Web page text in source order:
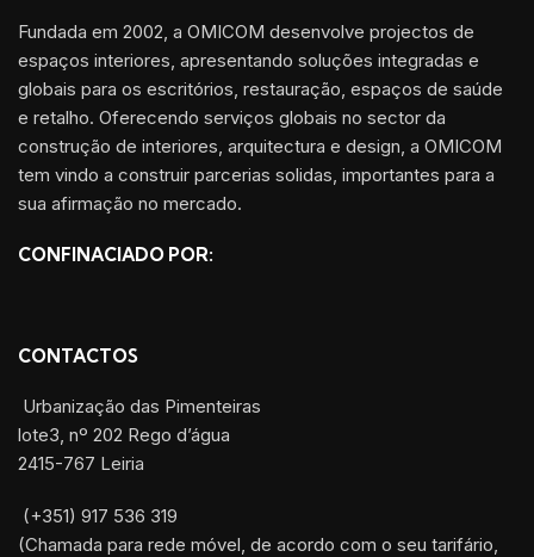
Fundada em 2002, a OMICOM desenvolve projectos de
espaços interiores, apresentando soluções integradas e
globais para os escritórios, restauração, espaços de saúde
e retalho. Oferecendo serviços globais no sector da
construção de interiores, arquitectura e design, a OMICOM
tem vindo a construir parcerias solidas, importantes para a
sua afirmação no mercado.
CONFINACIADO POR:
CONTACTOS
Urbanização das Pimenteiras
lote3, nº 202 Rego d’água
2415-767 Leiria
(+351) 917 536 319
(Chamada para rede móvel, de acordo com o seu tarifário,